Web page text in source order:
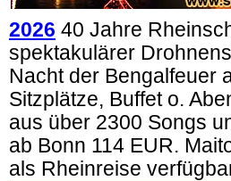
2026 40 Jahre
spektakulärer
Nacht der Bengalfeuer
Sitzplätze, Buffet o.
aus über 2300 Songs
ab Bonn 114 EUR.
als Rheinreise